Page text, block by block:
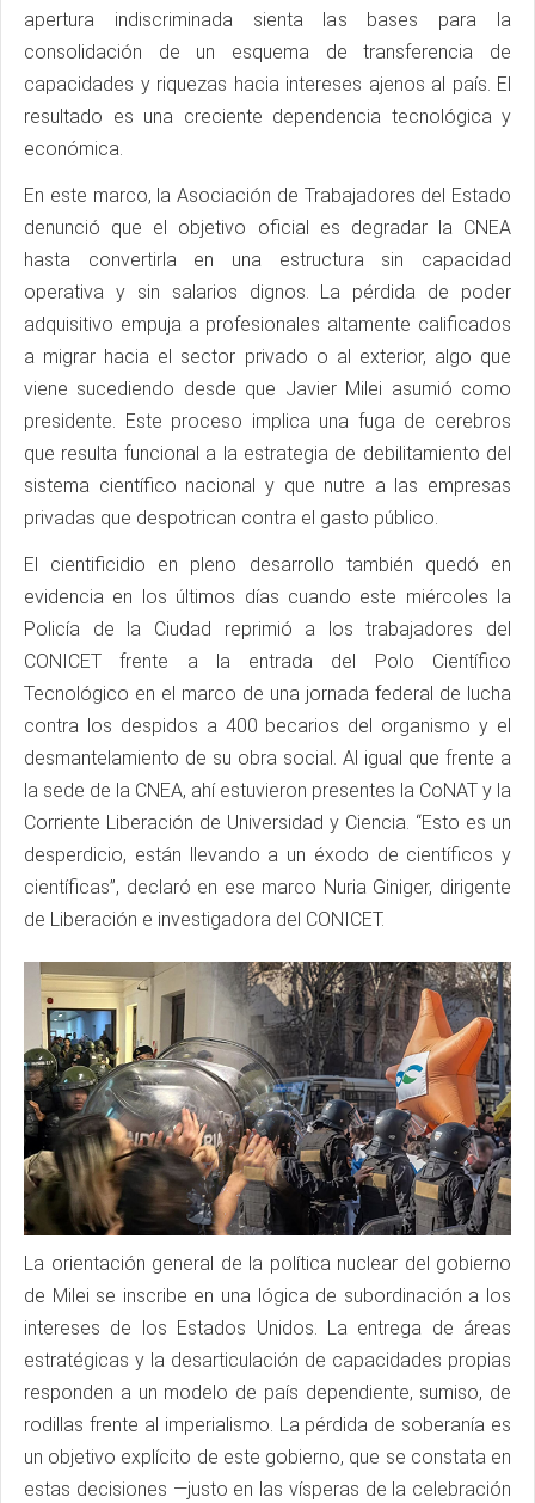
apertura indiscriminada sienta las bases para la
consolidación de un esquema de transferencia de
capacidades y riquezas hacia intereses ajenos al país. El
resultado es una creciente dependencia tecnológica y
económica.
En este marco, la Asociación de Trabajadores del Estado
denunció que el objetivo oficial es degradar la CNEA
hasta convertirla en una estructura sin capacidad
operativa y sin salarios dignos. La pérdida de poder
adquisitivo empuja a profesionales altamente calificados
a migrar hacia el sector privado o al exterior, algo que
viene sucediendo desde que Javier Milei asumió como
presidente. Este proceso implica una fuga de cerebros
que resulta funcional a la estrategia de debilitamiento del
sistema científico nacional y que nutre a las empresas
privadas que despotrican contra el gasto público.
El cientificidio en pleno desarrollo también quedó en
evidencia en los últimos días cuando este miércoles la
Policía de la Ciudad reprimió a los trabajadores del
CONICET frente a la entrada del Polo Científico
Tecnológico en el marco de una jornada federal de lucha
contra los despidos a 400 becarios del organismo y el
desmantelamiento de su obra social. Al igual que frente a
la sede de la CNEA, ahí estuvieron presentes la CoNAT y la
Corriente Liberación de Universidad y Ciencia. “Esto es un
desperdicio, están llevando a un éxodo de científicos y
científicas”, declaró en ese marco Nuria Giniger, dirigente
de Liberación e investigadora del CONICET.
La orientación general de la política nuclear del gobierno
de Milei se inscribe en una lógica de subordinación a los
intereses de los Estados Unidos. La entrega de áreas
estratégicas y la desarticulación de capacidades propias
responden a un modelo de país dependiente, sumiso, de
rodillas frente al imperialismo. La pérdida de soberanía es
un objetivo explícito de este gobierno, que se constata en
estas decisiones —justo en las vísperas de la celebración